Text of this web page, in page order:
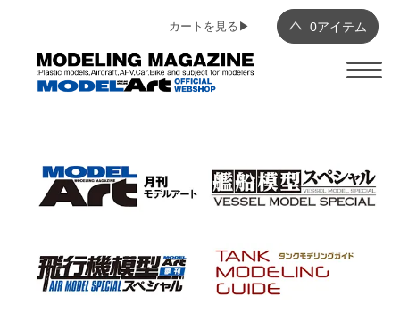
0アイテム
カートを見る▶︎